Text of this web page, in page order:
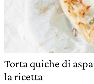
Torta quiche di
la ricetta